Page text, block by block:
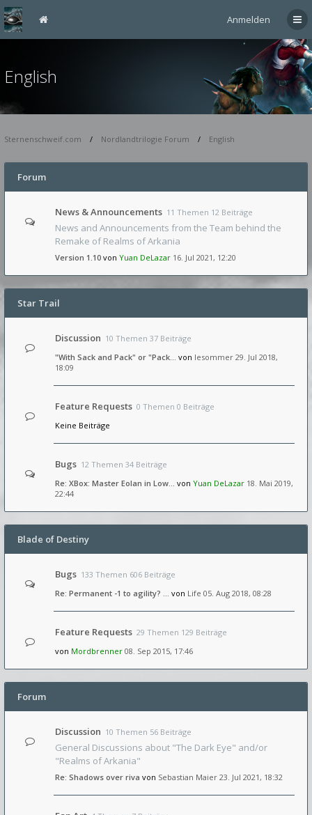
Anmelden
English
Sternenschweif.com Nordlandtrilogie Forum English
Forum
News & Announcements 11 Themen 12 Beiträge
News and Announcements from the Team behind the
Remake of Realms of Arkania
Version 1.10 von Yuan DeLazar 16. Jul 2021, 12:20
Star Trail
Discussion 10 Themen 37 Beiträge
"With Sack and Pack" or "Pack… von lesommer 29. Jul 2018,
18:09
Feature Requests 0 Themen 0 Beiträge
Keine Beiträge
Bugs 12 Themen 34 Beiträge
Re: XBox: Master Eolan in Low… von Yuan DeLazar 18. Mai 2019,
22:44
Blade of Destiny
Bugs 133 Themen 606 Beiträge
Re: Permanent -1 to agility? … von Life 05. Aug 2018, 08:28
Feature Requests 29 Themen 129 Beiträge
von Mordbrenner 08. Sep 2015, 17:46
Forum
Discussion 10 Themen 56 Beiträge
General Discussions about "The Dark Eye" and/or
"Realms of Arkania"
Re: Shadows over riva von Sebastian Maier 23. Jul 2021, 18:32